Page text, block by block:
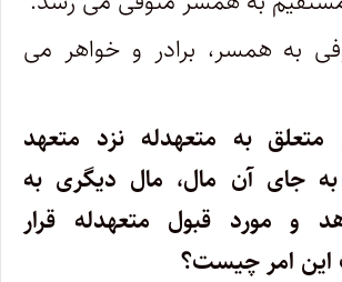
به همسر، برادر و خواهر می
متعلق به متعهدله نزد متعهد
جای آن مال، مال دیگری به
و مورد قبول متعهدله قرار
این امر چیست؟